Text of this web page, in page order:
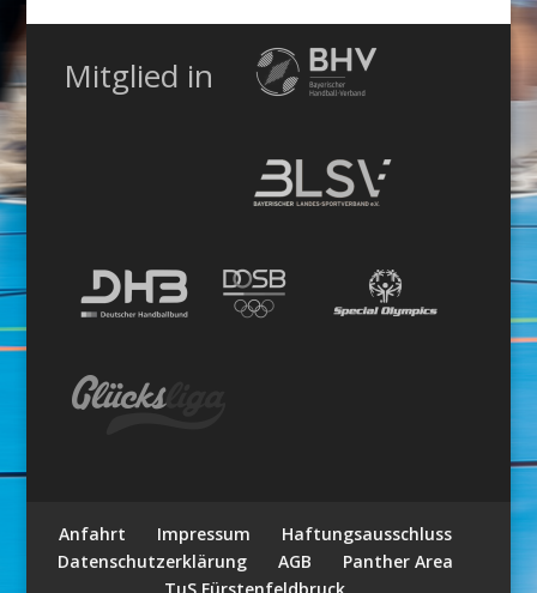
Mitglied in
Anfahrt Impressum
Haftungsausschluss
Datenschutzerklärung
AGB
Panther Area